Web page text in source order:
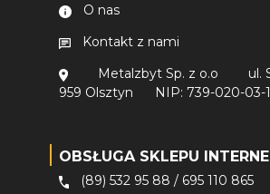
O nas
Kontakt z nami
Metalzbyt Sp. z o.o
ul.
959 Olsztyn
NIP: 739-020-03-
OBSŁUGA SKLEPU
(89) 532 95 88 / 695 110 865